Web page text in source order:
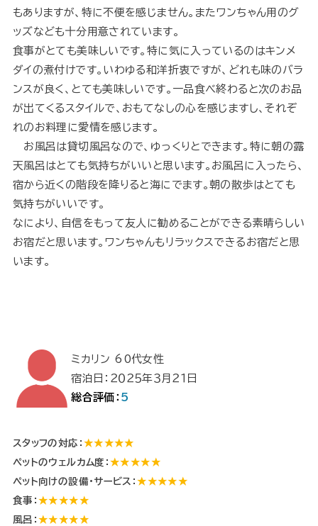
もありますが、特に不便を感じません。またワンちゃん用のグ
ッズなども十分用意されています。
食事がとても美味しいです。特に気に入っているのはキンメ
ダイの煮付けです。いわゆる和洋折衷ですが、どれも味のバラ
ンスが良く、とても美味しいです。一品食べ終わると次のお品
が出てくるスタイルで、おもてなしの心を感じますし、それぞ
れのお料理に愛情を感じます。
お風呂は貸切風呂なので、ゆっくりとできます。特に朝の露
天風呂はとても気持ちがいいと思います。お風呂に入ったら、
宿から近くの階段を降りると海にでます。朝の散歩はとても
気持ちがいいです。
なにより、自信をもって友人に勧めることができる素晴らしい
お宿だと思います。ワンちゃんもリラックスできるお宿だと思
います。
ミカリン 60代女性
宿泊日：２０２５年３月２１日
総合評価： 5
スタッフの対応： ★★★★★
ペットのウェルカム度：★★★★★
ペット向けの設備・サービス：★★★★★
食事：★★★★★
風呂：★★★★★